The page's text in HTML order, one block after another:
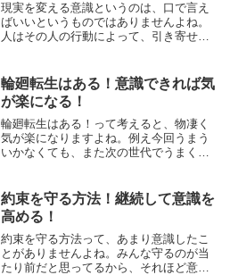
現実を変える意識というのは、口で言え
ばいいというものではありませんよね。
人はその人の行動によって、引き寄せら
現実を変える意識！毎日やる気意識を高
めて行動していると、徐々...
輪廻転生はある！意識できれば気
が楽になる！
輪廻転生はある！って考えると、物凄く
気が楽になりますよね。例え今回うまう
いかなくても、また次の世代でうまくい
って考えることができるからです。輪廻
転生はある！輪廻転生とは...
約束を守る方法！継続して意識を
高める！
約束を守る方法って、あまり意識したこ
とがありませんよね。みんな守るのが当
たり前だと思ってるから、それほど意識